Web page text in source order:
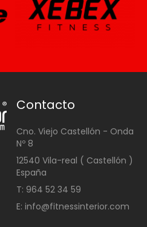
Contacto
Cno. Viejo Castellón - Onda
Nº 8
12540 Vila-real ( Castellón )
España
T: 964 52 34 59
E: info@fitnessinterior.com